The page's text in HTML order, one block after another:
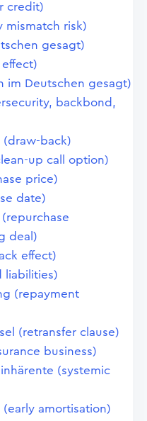
credit)
mismatch risk)
gesagt)
im Deutschen gesagt)
backbond,
(draw-back)
up call option)
price)
date)
deal)
effect)
liabilities)
(repayment
(retransfer clause)
business)
(systemic
amortisation)